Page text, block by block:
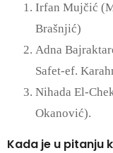
Irfan Mujčić
Brašnjić)
Adna
Safet-ef.
Nihada El-
Okanović).
Kada je u pitanju